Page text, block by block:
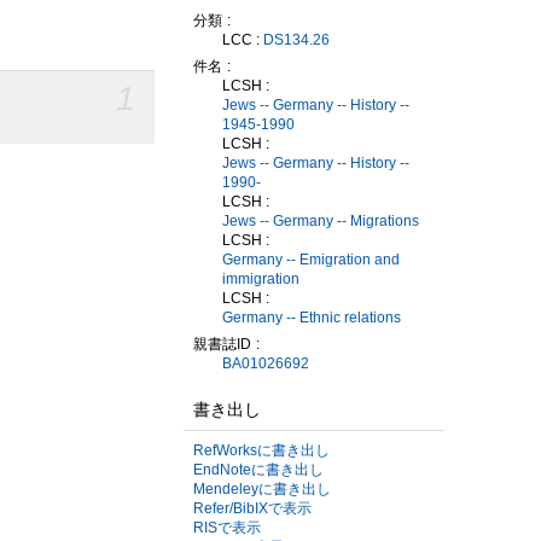
分類
LCC : DS134.26
件名
LCSH :
Jews -- Germany -- History --
1945-1990
LCSH :
Jews -- Germany -- History --
1990-
LCSH :
Jews -- Germany -- Migrations
LCSH :
Germany -- Emigration and
immigration
LCSH :
Germany -- Ethnic relations
親書誌ID
BA01026692
書き出し
RefWorksに書き出し
EndNoteに書き出し
Mendeleyに書き出し
Refer/BibIXで表示
RISで表示